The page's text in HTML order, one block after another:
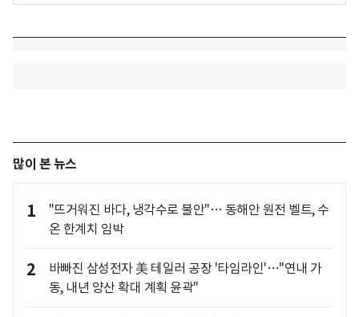
많이 본 뉴스
1
"뜨거워진 바다, 냉각수로 불안"… 동해안 원전 벨트, 수
온 한계치 임박
2
바빠진 삼성전자 美 테일러 공장 '타임라인'…"연내 가
동, 내년 양산 확대 계획 윤곽"